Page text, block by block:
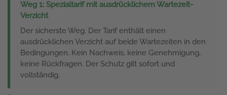
Weg 1: Spezialtarif mit ausdrücklichem Wartezeit-
Verzicht
Der sicherste Weg. Der Tarif enthält einen
ausdrücklichen Verzicht auf beide Wartezeiten in den
Bedingungen. Kein Nachweis, keine Genehmigung,
keine Rückfragen. Der Schutz gilt sofort und
vollständig.